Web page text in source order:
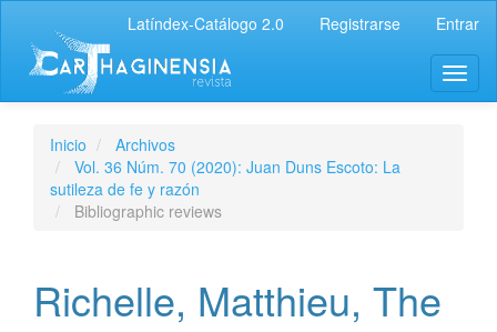
Latíndex-Catálogo 2.0 Registrarse Entrar
Inicio
Archivos
Vol. 36 Núm. 70 (2020): Juan Duns Escoto: La
sutileza de fe y razón
Bibliographic reviews
Richelle, Matthieu, The